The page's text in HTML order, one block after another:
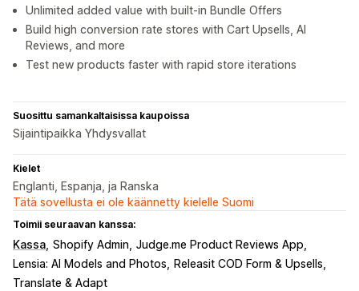
Unlimited added value with built-in Bundle Offers
Build high conversion rate stores with Cart Upsells, AI
Reviews, and more
Test new products faster with rapid store iterations
Suosittu samankaltaisissa kaupoissa
Sijaintipaikka Yhdysvallat
Kielet
Englanti, Espanja, ja Ranska
Tätä sovellusta ei ole käännetty kielelle Suomi
Toimii seuraavan kanssa:
Kassa Shopify Admin Judge.me Product Reviews App
Lensia: AI Models and Photos
Releasit COD Form & Upsells
Translate & Adapt